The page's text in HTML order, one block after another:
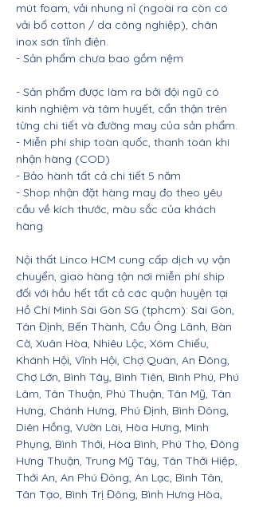
mút foam, vải nhung nỉ (ngoài ra còn có
vải bố cotton / da công nghiệp), chân
inox sơn tĩnh điện.
- Sản phẩm chưa bao gồm nệm
- Sản phẩm được làm ra bởi đội ngũ có
kinh nghiệm và tâm huyết, cẩn thận trên
từng chi tiết và đường may của sản phẩm.
- Miễn phí ship toàn quốc, thanh toán khi
nhận hàng (COD)
- Bảo hành tất cả chi tiết 5 năm
- Shop nhận đặt hàng may đo theo yêu
cầu về kích thước, màu sắc của khách
hàng
Nội thất Linco HCM cung cấp dịch vụ vận
chuyển, giao hàng tận nơi miễn phí ship
đối với hầu hết tất cả các quận huyện tại
Hồ Chí Minh Sài Gòn SG (tphcm): Sài Gòn,
Tân Định, Bến Thành, Cầu Ông Lãnh, Bàn
Cờ, Xuân Hòa, Nhiêu Lộc, Xóm Chiếu,
Khánh Hội, Vĩnh Hội, Chợ Quán, An Đông,
Chợ Lớn, Bình Tây, Bình Tiên, Bình Phú, Phú
Lâm, Tân Thuận, Phú Thuận, Tân Mỹ, Tân
Hưng, Chánh Hưng, Phú Định, Bình Đông,
Diên Hồng, Vườn Lài, Hòa Hưng, Minh
Phụng, Bình Thới, Hòa Bình, Phú Thọ, Đông
Hưng Thuận, Trung Mỹ Tây, Tân Thới Hiệp,
Thới An, An Phú Đông, An Lạc, Bình Tân,
Tân Tạo, Bình Trị Đông, Bình Hưng Hòa,